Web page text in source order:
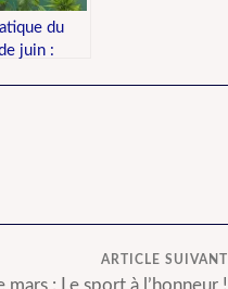
du
juin :
ARTICLE SUIVANT